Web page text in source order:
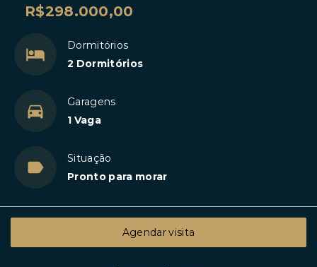
R$298.000,00
Dormitórios
2 Dormitórios
Garagens
1 Vaga
Situação
Pronto para morar
Agendar visita